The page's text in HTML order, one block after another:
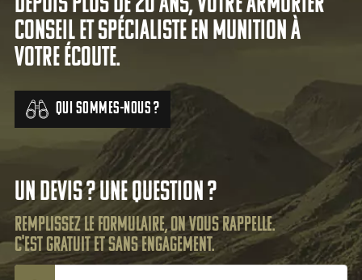
Depuis plus de 20 ans, votre armurier
conseil et spécialiste en munition à
votre écoute.
Qui sommes-nous ?
Un devis ? Une question ?
Remplissez le formulaire, on vous rappelle.
C'est gratuit et sans engagement.